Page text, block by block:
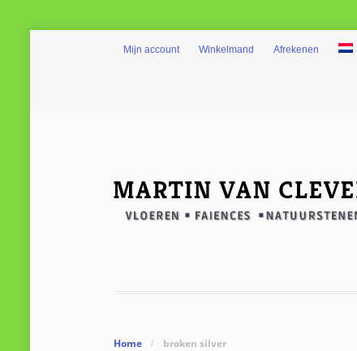
Mijn account Winkelmand Afrekenen
Home / broken silver